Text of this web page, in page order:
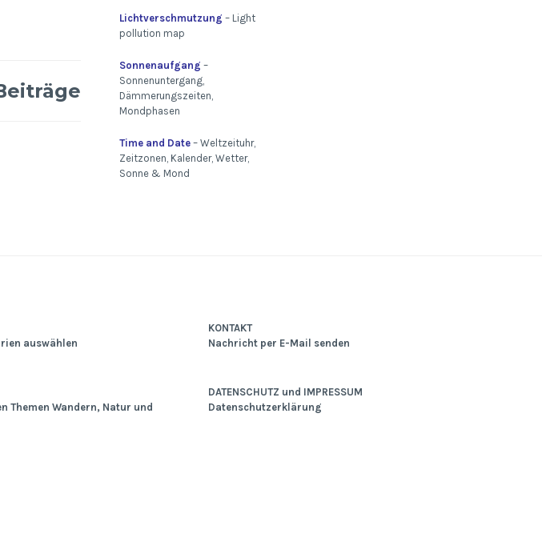
Lichtverschmutzung – Light
pollution map
Sonnenaufgang –
Sonnenuntergang,
Dämmerungszeiten,
Mondphasen
Time and Date– Weltzeituhr,
Zeitzonen, Kalender, Wetter,
Sonne & Mond
auswählen
Themen Wandern, Natur und
KONTAKT
Nachricht per E-Mail senden
DATENSCHUTZ und IMPRESSUM
Datenschutzerklärung